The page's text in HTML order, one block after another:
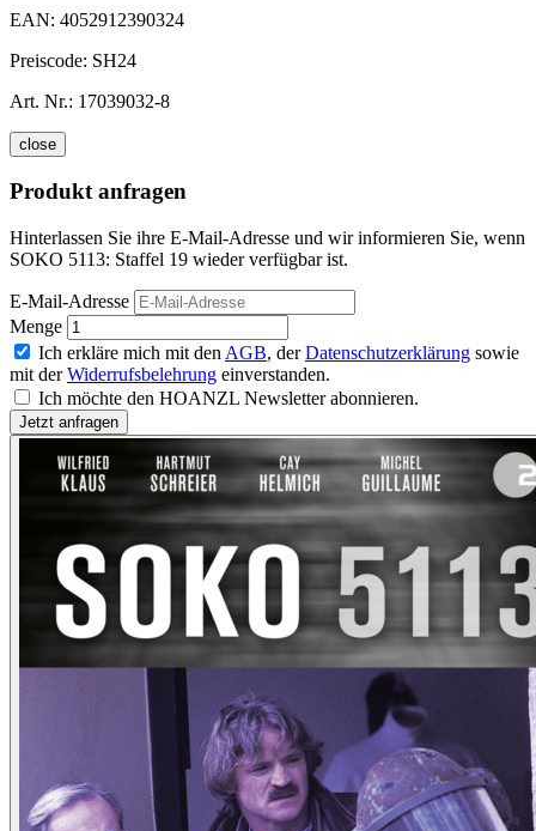
EAN: 4052912390324
Preiscode: SH24
Art. Nr.: 17039032-8
close
Produkt anfragen
Hinterlassen Sie ihre E-Mail-Adresse und wir informieren Sie, wenn
SOKO 5113: Staffel 19 wieder verfügbar ist.
E-Mail-Adresse
Menge
Ich erkläre mich mit den AGB, derDatenschutzerklärung sowie
mit derWiderrufsbelehrung einverstanden.
Ich möchte den HOANZL Newsletter abonnieren.